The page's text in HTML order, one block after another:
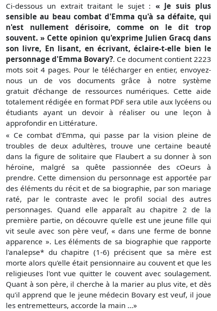
Ci-dessous un extrait traitant le sujet : « Je suis plus
sensible au beau combat d'Emma qu'à sa défaite, qui
n'est nullement dérisoire, comme on le dit trop
souvent. » Cette opinion qu'exprime Julien Gracq dans
son livre, En lisant, en écrivant, éclaire-t-elle bien le
personnage d'Emma Bovary?. Ce document contient 2223
mots soit 4 pages. Pour le télécharger en entier, envoyez-
nous un de vos documents grâce à notre système
gratuit d’échange de ressources numériques. Cette aide
totalement rédigée en format PDF sera utile aux lycéens ou
étudiants ayant un devoir à réaliser ou une leçon à
approfondir en Littérature.
« Ce combat d'Emma, qui passe par la vision pleine de
troubles de deux adultères, trouve une certaine beauté
dans la figure de solitaire que Flaubert a su donner à son
héroïne, malgré sa quête passionnée des cOeurs à
prendre. Cette dimension du personnage est apportée par
des éléments du récit et de sa biographie, par son mariage
raté, par le contraste avec le profil social des autres
personnages. Quand elle apparaît au chapitre 2 de la
première partie, on découvre qu'elle est une jeune fille qui
vit seule avec son père veuf, « dans une ferme de bonne
apparence ». Les éléments de sa biographie que rapporte
l'analepse* du chapitre (1-6) précisent que sa mère est
morte alors qu'elle était pensionnaire au couvent et que les
religieuses l'ont vue quitter le couvent avec soulagement.
Quant à son père, il cherche à la marier au plus vite, et dès
qu'il apprend que le jeune médecin Bovary est veuf, il joue
les entremetteurs, accorde la main ...»